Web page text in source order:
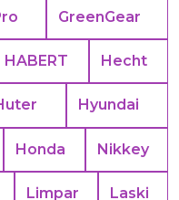
GreenGear
HABERT Hecht
Hyundai
Honda Nikkey
Limpar Laski